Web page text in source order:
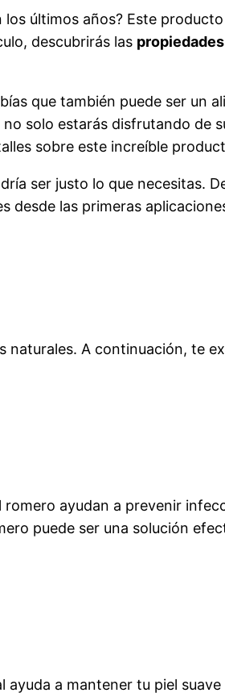
últimos años? Este
descubrirás las
que también puede ser un
no solo estarás disfrutando de
sobre este increíble
ser justo lo que necesitas.
desde las primeras
naturales. A continuación, te
ayudan a prevenir
puede ser una solución
ayuda a mantener tu piel